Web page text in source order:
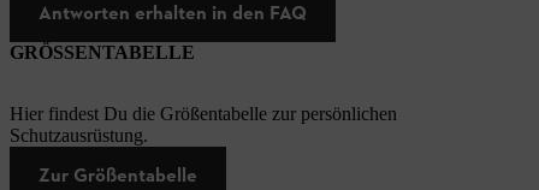
Antworten erhalten in den FAQ
GRÖSSENTABELLE
Hier findest Du die Größentabelle zur persönlichen
Schutzausrüstung.
Zur Größentabelle